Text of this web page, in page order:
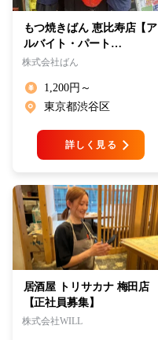
もつ焼きばん 恵比寿店【ア
ルバイト・パート…
株式会社ばん
1,200円～
東京都渋谷区
詳しく見る
居酒屋 トリサカナ 梅田店
【正社員募集】
株式会社WILL